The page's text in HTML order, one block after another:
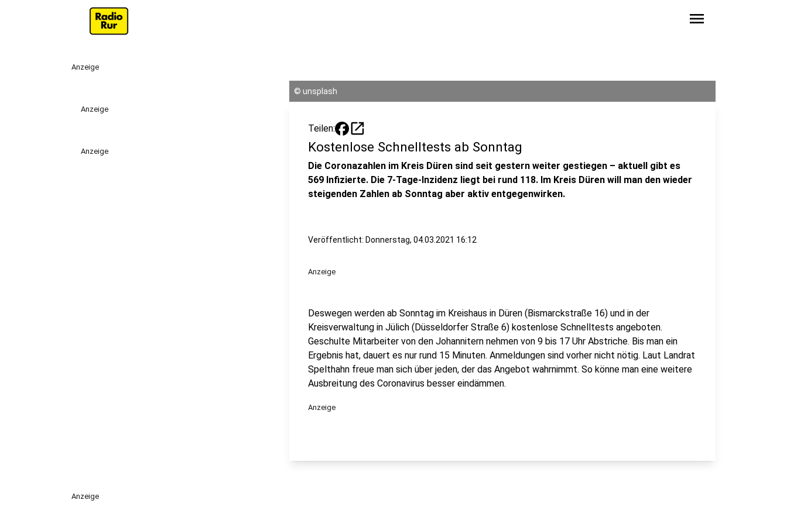
menu
Anzeige
Anzeige
Anzeige
© unsplash
Teilen: open_in_new
Kostenlose Schnelltests ab Sonntag
Die Coronazahlen im Kreis Düren sind seit gestern weiter gestiegen – aktuell gibt es
569 Infizierte. Die 7-Tage-Inzidenz liegt bei rund 118. Im Kreis Düren will man den wieder
steigenden Zahlen ab Sonntag aber aktiv entgegenwirken.
Veröffentlicht: Donnerstag, 04.03.2021 16:12
Anzeige
Deswegen werden ab Sonntag im Kreishaus in Düren (Bismarckstraße 16) und in der
Kreisverwaltung in Jülich (Düsseldorfer Straße 6) kostenlose Schnelltests angeboten.
Geschulte Mitarbeiter von den Johannitern nehmen von 9 bis 17 Uhr Abstriche. Bis man ein
Ergebnis hat, dauert es nur rund 15 Minuten. Anmeldungen sind vorher nicht nötig. Laut Landrat
Spelthahn freue man sich über jeden, der das Angebot wahrnimmt. So könne man eine weitere
Ausbreitung des Coronavirus besser eindämmen.
Anzeige
Anzeige